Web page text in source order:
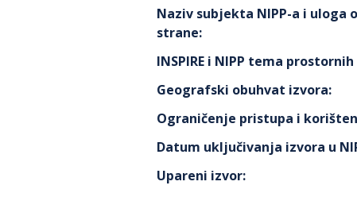
Naziv subjekta NIPP-a i uloga
strane:
INSPIRE i NIPP tema
Geografski obuhvat izvora:
Ograničenje pristupa i
Datum uključivanja izvora u
Upareni izvor: